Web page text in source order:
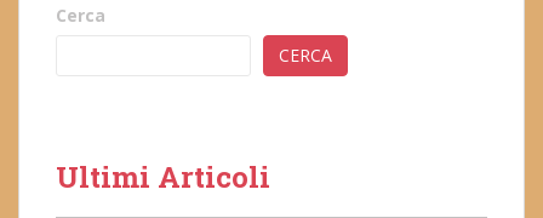
Cerca
CERCA
Ultimi Articoli